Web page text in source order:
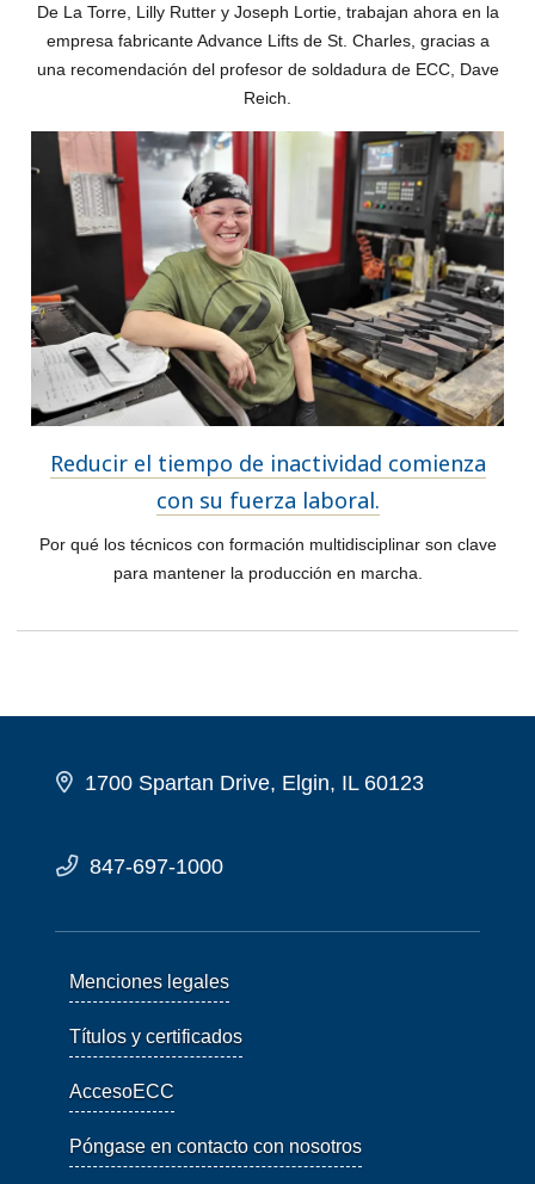
De La Torre, Lilly Rutter y Joseph Lortie, trabajan ahora en la
empresa fabricante Advance Lifts de St. Charles, gracias a
una recomendación del profesor de soldadura de ECC, Dave
Reich.
Reducir el tiempo de inactividad comienza
con su fuerza laboral.
Por qué los técnicos con formación multidisciplinar son clave
para mantener la producción en marcha.
1700 Spartan Drive, Elgin, IL 60123
847-697-1000
Menciones legales
Títulos y certificados
AccesoECC
Póngase en contacto con nosotros